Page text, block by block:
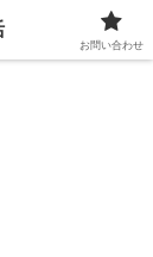
について
お問い合わせ